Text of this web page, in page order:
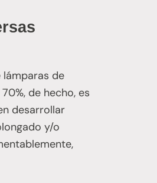
de
de hecho, es
desarrollar
y/o